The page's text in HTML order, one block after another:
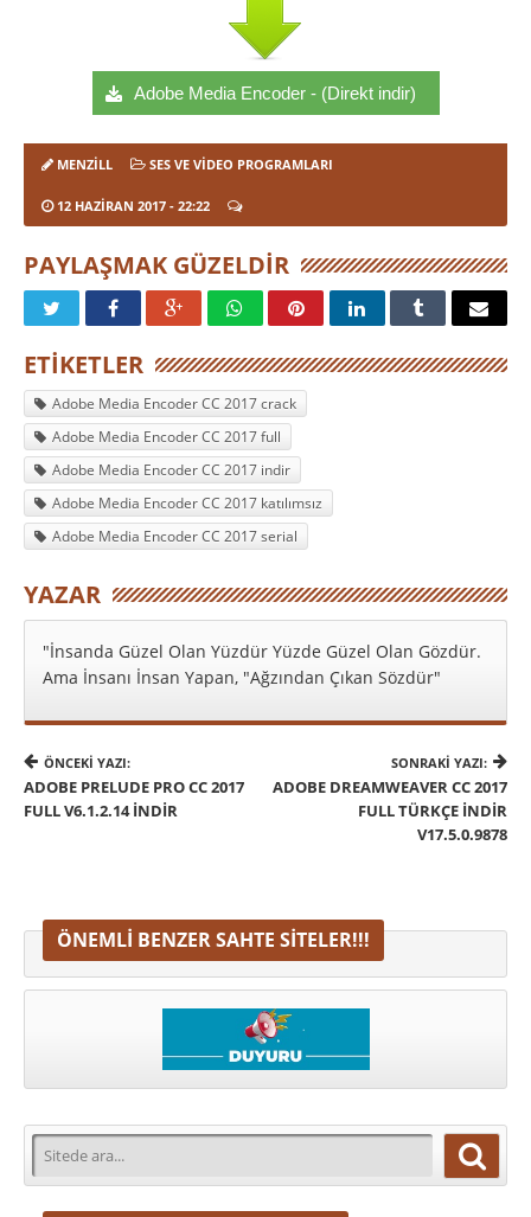
Adobe Media Encoder - (Direkt indir)
MENZILL SES VE VIDEO PROGRAMLARI
12 HAZIRAN 2017 - 22:22
PAYLAŞMAK GÜZELDIR
ETIKETLER
Adobe Media Encoder CC 2017 crack
Adobe Media Encoder CC 2017 full
Adobe Media Encoder CC 2017 indir
Adobe Media Encoder CC 2017 katılımsız
Adobe Media Encoder CC 2017 serial
YAZAR
"İnsanda Güzel Olan Yüzdür Yüzde Güzel Olan Gözdür.
Ama İnsanı İnsan Yapan, "Ağzından Çıkan Sözdür"
ÖNCEKI YAZI:
ADOBE PRELUDE PRO CC 2017
FULL V6.1.2.14 İNDIR
SONRAKI YAZI:
ADOBE DREAMWEAVER CC 2017
FULL TÜRKÇE İNDIR
V17.5.0.9878
ÖNEMLI BENZER SAHTE SITELER!!!